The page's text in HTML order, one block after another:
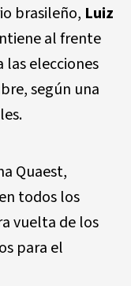
brasileño, Luiz
al frente
las elecciones
según una
Quaest,
todos los
vuelta de los
para el